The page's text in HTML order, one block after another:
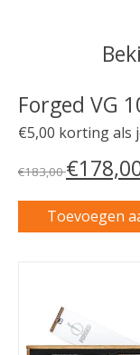
Forged VG
€5,00 korting als
€183,00
Toevoegen